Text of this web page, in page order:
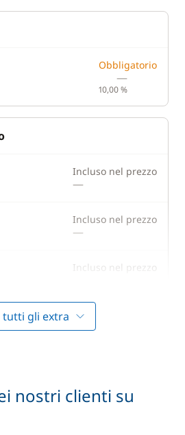
Obbligatorio
—
10,00 %
Incluso nel prezzo
—
Incluso nel prezzo
—
Incluso nel prezzo
Incluso nel prezzo
—
tutti gli extra
nostri clienti su